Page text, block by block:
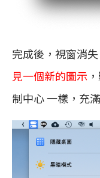
完成後，視窗消
見一個新的圖示
制中心 一樣，充